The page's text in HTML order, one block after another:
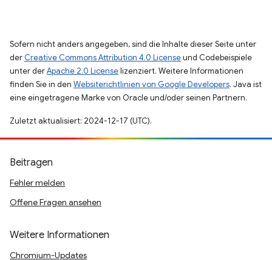
Sofern nicht anders angegeben, sind die Inhalte dieser Seite unter
der Creative Commons Attribution 4.0 Licenseund Codebeispiele
unter derApache 2.0 Licenselizenziert. Weitere Informationen
finden Sie in den Websiterichtlinien von Google Developers. Java ist
eine eingetragene Marke von Oracle und/oder seinen Partnern.
Zuletzt aktualisiert: 2024-12-17 (UTC).
Beitragen
Fehler melden
Offene Fragen ansehen
Weitere Informationen
Chromium-Updates